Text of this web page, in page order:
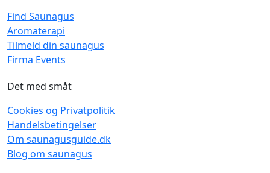
Find Saunagus
Aromaterapi
Tilmeld din saunagus
Firma Events
Det med småt
Cookies og Privatpolitik
Handelsbetingelser
Om saunagusguide.dk
Blog om saunagus